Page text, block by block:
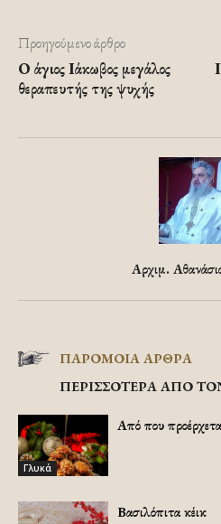
Προηγούμενο άρθρο
Ο άγιος Ιάκωβος μεγάλος
θεραπευτής της ψυχής
Αρχιμ.
ΠΑΡΟΜΟΙΑ ΑΡΘΡΑ
ΠΕΡΙΣΣΟΤΕΡΑ ΑΠΟ
Γλυκά
Από που
Βασιλόπιτα κέικ